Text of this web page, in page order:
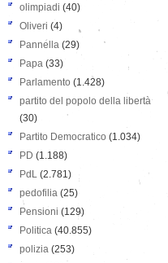
olimpiadi (40)
Oliveri (4)
Pannella (29)
Papa (33)
Parlamento (1.428)
partito del popolo della libertà
(30)
Partito Democratico (1.034)
PD (1.188)
PdL (2.781)
pedofilia (25)
Pensioni (129)
Politica (40.855)
polizia (253)